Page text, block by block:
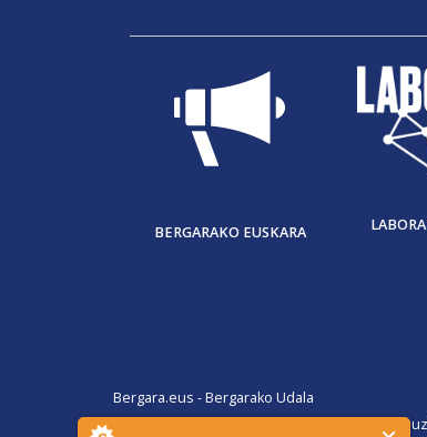
BERGARAKO EUSKARA
Bergara.eus - Bergarako Udala
San Martin Agirre plaza, 1. 20570 Bergara